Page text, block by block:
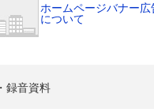
ホームページバナー広
について
録音資料